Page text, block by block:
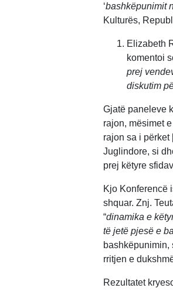
‘bashkëpunimit
Kulturës,
Elizabeth
komentoi
prej
diskutim
Gjatë paneleve
rajon, mësimet
rajon sa i
Juglindore, si
prej këtyre
Kjo Konferencë
shquar. Znj.
“dinamika e
të jetë pjesë e
bashkëpunimin,
rritjen e
Rezultatet